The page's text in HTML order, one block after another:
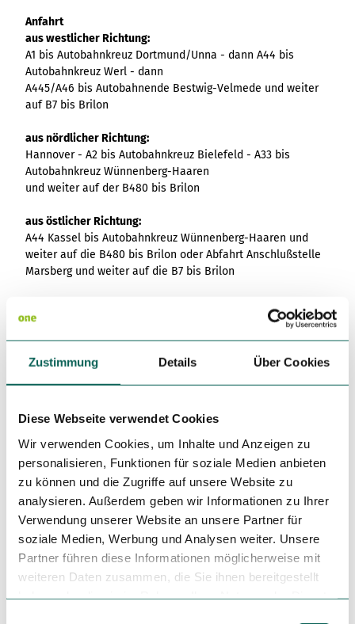
Zustimmung Details Über Cookies
Diese Webseite verwendet Cookies
Wir verwenden Cookies, um Inhalte und Anzeigen zu
personalisieren, Funktionen für soziale Medien anbieten
zu können und die Zugriffe auf unsere Website zu
analysieren. Außerdem geben wir Informationen zu Ihrer
Verwendung unserer Website an unsere Partner für
soziale Medien, Werbung und Analysen weiter. Unsere
Partner führen diese Informationen möglicherweise mit
weiteren Daten zusammen, die Sie ihnen bereitgestellt
Anfahrt
aus westlicher Richtung:
A1 bis Autobahnkreuz Dortmund/Unna - dann A44 bis
Autobahnkreuz Werl - dann
A445/A46 bis Autobahnende Bestwig-Velmede und weiter
auf B7 bis Brilon
aus nördlicher Richtung:
Hannover - A2 bis Autobahnkreuz Bielefeld - A33 bis
Autobahnkreuz Wünnenberg-Haaren
und weiter auf der B480 bis Brilon
aus östlicher Richtung:
A44 Kassel bis Autobahnkreuz Wünnenberg-Haaren und
weiter auf die B480 bis Brilon oder Abfahrt Anschlußstelle
Marsberg und weiter auf die B7 bis Brilon
bis Kassel und weiter auf die A44 bis Autobahnkreuz
Wünnenberg-Haaren oder Abfahrt an der Anschlußstelle
Marsberg und weiter auf die B7 bis Brilon
Parken
Kostenfreie Parkmöglichkeiten beim Kreishaus/Polizei
Öffentliche Verkehrsmittel
Mit der Bahn: Haltestelle
Brilon-Stadt (400m Fußweg zum
Mit dem Bus:Brilon-Markt
Weitere Infos / Links
www.brilon-tourismus.de
www.olsberg.de